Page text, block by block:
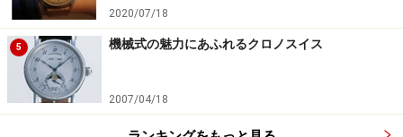
2020/07/18
5 機械式の魅力にあふれるクロノスイス
2007/04/18